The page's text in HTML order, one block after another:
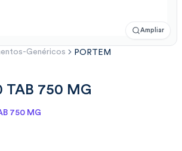
Ampliar
Genéricos PORTEM
TAB 750 MG
750 MG